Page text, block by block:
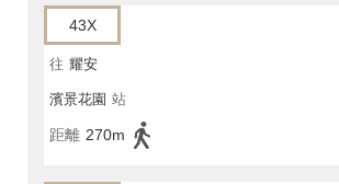
43X
往 耀安
濱景花園 站
距離 270m